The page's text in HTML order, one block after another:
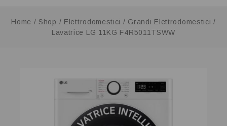
Home / Shop / Elettrodomestici / Grandi Elettrodomestici /
Lavatrice LG 11KG F4R5011TSWW